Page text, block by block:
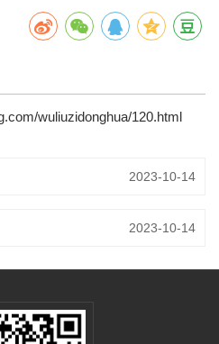
wuliuzidonghua/120.html
2023-10-14
2023-10-14